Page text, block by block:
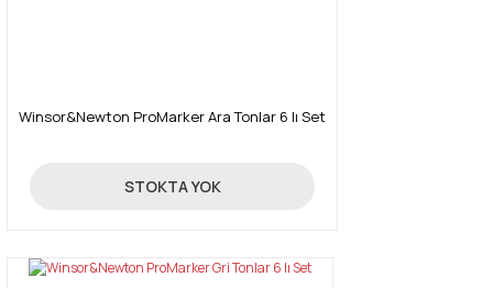
Winsor&Newton ProMarker Ara Tonlar 6 lı Set
131,18 TL
STOKTA YOK